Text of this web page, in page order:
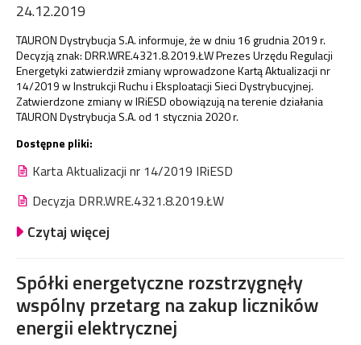
24.12.2019
TAURON Dystrybucja S.A. informuje, że w dniu 16 grudnia 2019 r.
Decyzją znak: DRR.WRE.4321.8.2019.ŁW Prezes Urzędu Regulacji
Energetyki zatwierdził zmiany wprowadzone Kartą Aktualizacji nr
14/2019 w Instrukcji Ruchu i Eksploatacji Sieci Dystrybucyjnej.
Zatwierdzone zmiany w IRiESD obowiązują na terenie działania
TAURON Dystrybucja S.A. od 1 stycznia 2020 r.
Dostępne pliki:
Karta Aktualizacji nr 14/2019 IRiESD
Decyzja DRR.WRE.4321.8.2019.ŁW
Czytaj więcej
Spółki energetyczne rozstrzygnęły
wspólny przetarg na zakup liczników
energii elektrycznej